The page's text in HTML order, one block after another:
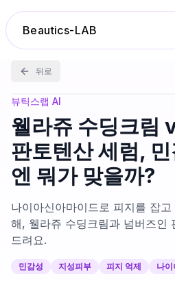
Beautics-LAB
랭킹
성분분석
나의 스킨케어
대화 이력
찜 목록
뒤로
뷰틱스랩 AI
웰라쥬 수딩크림
판토텐산 세럼,
엔 뭐가 맞을까?
나이아신아마이드로 피지를 잡
해, 웰라쥬 수딩크림과 넘버즈인
드려요.
민감성 지성피부 피지 억제 나